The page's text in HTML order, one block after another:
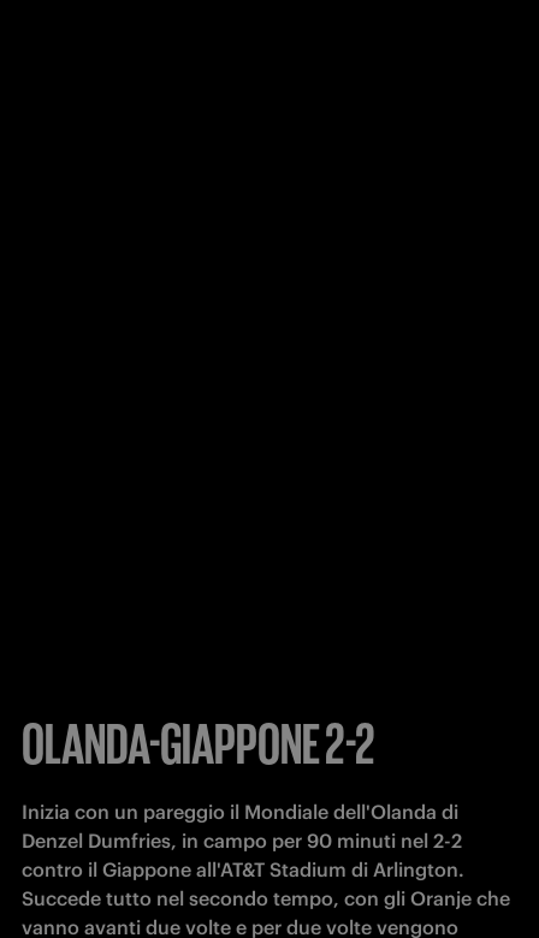
OLANDA-GIAPPONE 2-2
Inizia con un pareggio il Mondiale dell'Olanda di
Denzel Dumfries, in campo per 90 minuti nel 2-2
contro il Giappone all'AT&T Stadium di Arlington.
Succede tutto nel secondo tempo, con gli Oranje che
vanno avanti due volte e per due volte vengono